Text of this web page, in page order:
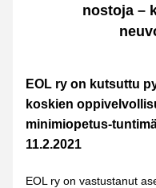
nostoja –
EOL ry on kutsuttu
koskien
minimiopetus-
11.2.2021
EOL ry on vastustanut